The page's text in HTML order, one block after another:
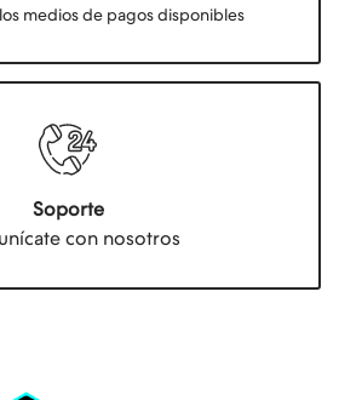
medios de pagos disponibles
Soporte
con nosotros